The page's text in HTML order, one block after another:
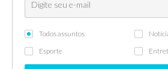
Todos assuntos
Esporte